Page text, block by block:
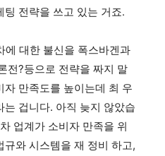
팅 전략을 쓰고 있는 거죠.
에 대한 불신을 폭스바겐과
전?등으로 전략을 짜지 말
만족도를 높이는데 최 우
겁니다. 아직 늦지 않았습
업계가 소비자 만족을 위
와 시스템을 재 정비 하고,